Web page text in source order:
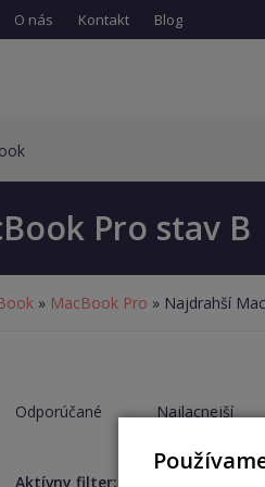
O nás Kontakt Blog
Pro stav B
» MacBook Pro » Najdrahší
Odporúčané Najlacnejší
Aktívny filter: